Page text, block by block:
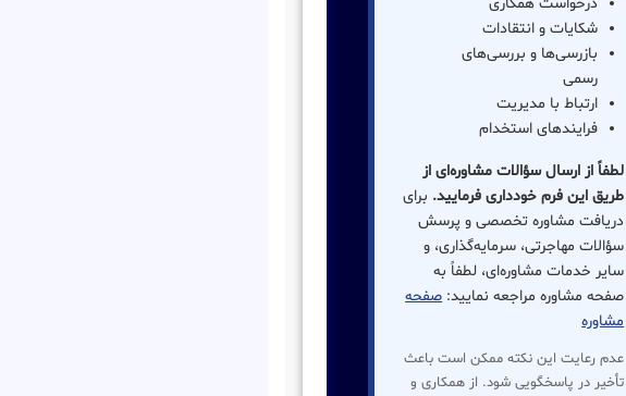
شکایات و انتقادات
بازرسی‌ها و بررسی‌های
رسمی
ارتباط با مدیریت
فرایندهای استخدام
لطفاً از ارسال سؤالات مشاوره‌ای از
طریق این فرم خودداری فرمایید. برای
دریافت مشاوره تخصصی و پرسش
سؤالات مهاجرتی، سرمایه‌گذاری، و
سایر خدمات مشاوره‌ای، لطفاً به
صفحه مشاوره مراجعه نمایید:صفحه
مشاوره
عدم رعایت این نکته ممکن است باعث
تأخیر در پاسخگویی شود. از همکاری و